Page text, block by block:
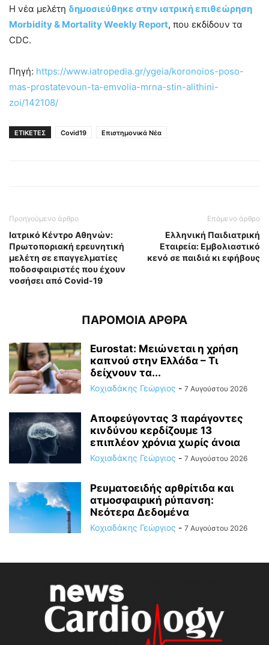
Η νέα μελέτη δημοσιεύθηκε στην ιατρική επιθεώρηση
Morbidity & Mortality Weekly Report, που εκδίδουν τα
CDC.
Πηγή: https://www.iatropedia.gr/ygeia/koronoios-poso-
mas-prostatevoun-ta-emvolia-mrna-stin-alithini-
zoi/142108/
ΕΤΙΚΕΤΕΣ Covid19 Επιστημονικά Νέα
Προηγούμενο άρθρο
Ιατρικό Κέντρο Αθηνών:
Πρωτοποριακή ερευνητική
μελέτη σε επαγγελματίες
ποδοσφαιριστές που έχουν
νοσήσει από Covid-19
Επόμενο άρθρο
Ελληνική Παιδιατρική
Εταιρεία: Εμβολιαστικό
κενό σε παιδιά κι εφήβους
ΠΑΡΟΜΟΙΑ ΑΡΘΡΑ
Eurostat: Μειώνεται η χρήση
καπνού στην Ελλάδα – Τι
δείχνουν τα...
Κοχιαδάκης Γεώργιος - 7 Αυγούστου 2026
Αποφεύγοντας 3 παράγοντες
κινδύνου κερδίζουμε 13
επιπλέον χρόνια χωρίς άνοια
Κοχιαδάκης Γεώργιος - 7 Αυγούστου 2026
Ρευματοειδής αρθρίτιδα και
ατμοσφαιρική ρύπανση:
Νεότερα Δεδομένα
Κοχιαδάκης Γεώργιος - 7 Αυγούστου 2026